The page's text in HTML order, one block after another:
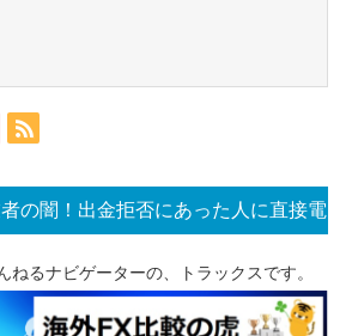
者の闇！出金拒否にあった人に直接電
ねるナビゲーターの、トラックスです。